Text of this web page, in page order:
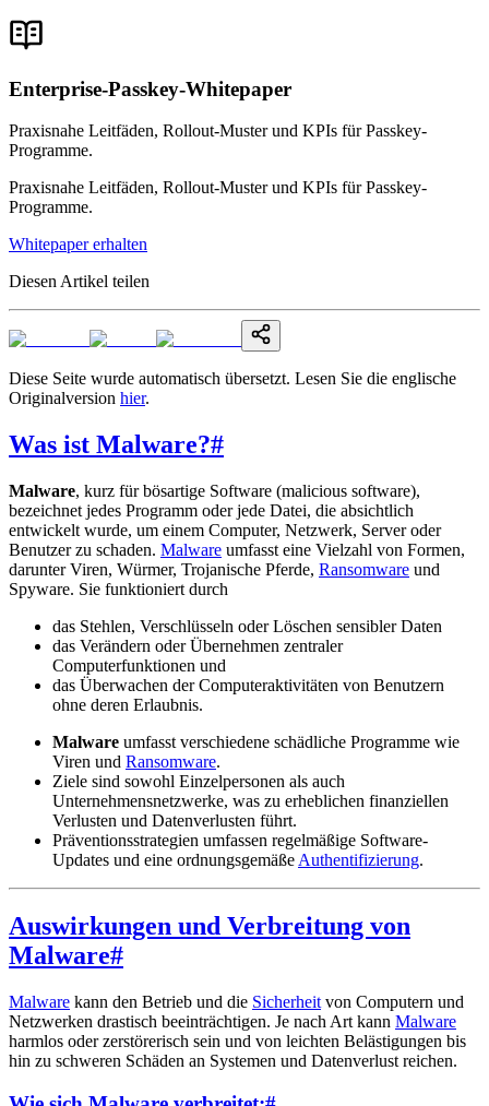
Enterprise-Passkey-Whitepaper
Praxisnahe Leitfäden, Rollout-Muster und KPIs für Passkey-
Programme.
Praxisnahe Leitfäden, Rollout-Muster und KPIs für Passkey-
Programme.
Whitepaper erhalten
Diesen Artikel teilen
Diese Seite wurde automatisch übersetzt. Lesen Sie die englische
Originalversion hier.
Was ist Malware?#
Malware, kurz für bösartige Software (malicious software),
bezeichnet jedes Programm oder jede Datei, die absichtlich
entwickelt wurde, um einem Computer, Netzwerk, Server oder
Benutzer zu schaden. Malware umfasst eine Vielzahl von Formen,
darunter Viren, Würmer, Trojanische Pferde, Ransomware und
Spyware. Sie funktioniert durch
das Stehlen, Verschlüsseln oder Löschen sensibler Daten
das Verändern oder Übernehmen zentraler
Computerfunktionen und
das Überwachen der Computeraktivitäten von Benutzern
ohne deren Erlaubnis.
Malware umfasst verschiedene schädliche Programme wie
Viren und Ransomware.
Ziele sind sowohl Einzelpersonen als auch
Unternehmensnetzwerke, was zu erheblichen finanziellen
Verlusten und Datenverlusten führt.
Präventionsstrategien umfassen regelmäßige Software-
Updates und eine ordnungsgemäße Authentifizierung.
Auswirkungen und Verbreitung von
Malware#
Malware kann den Betrieb und die Sicherheit von Computern und
Netzwerken drastisch beeinträchtigen. Je nach Art kann Malware
harmlos oder zerstörerisch sein und von leichten Belästigungen bis
hin zu schweren Schäden an Systemen und Datenverlust reichen.